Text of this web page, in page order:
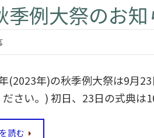
例大祭のお知
(2023年)の秋季例大祭は9月
ださい。) 初日、23日の式典
読む